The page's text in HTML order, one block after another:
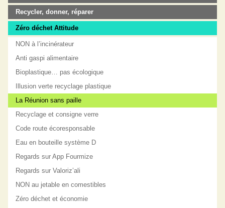
Recycler, donner, réparer
Zéro déchet Attitude
NON à l’incinérateur
Anti gaspi alimentaire
Bioplastique… pas écologique
Illusion verte recyclage plastique
La Réunion sans paille
Recyclage et consigne verre
Code route écoresponsable
Eau en bouteille système D
Regards sur App Fourmize
Regards sur Valoriz’ali
NON au jetable en comestibles
Zéro déchet et économie